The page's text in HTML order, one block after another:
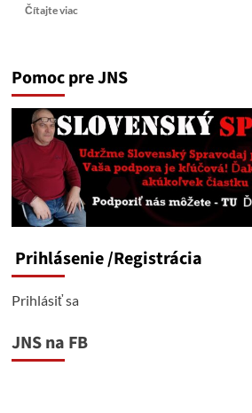
Čítajte viacRead
Čím
Západ
minie
Kyjev,
tým
viac
území
sa
ruskými.
Pomoc pre JNS
Prihlásenie/Registrácia
Prihlásiť sa
JNS na FB